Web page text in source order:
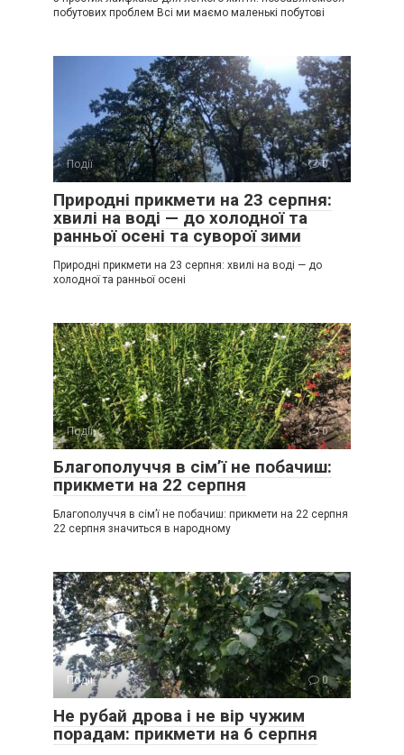
побутових проблем Всі ми маємо маленькі побутові
Події 0
Природні прикмети на 23 серпня:
хвилі на воді — до холодної та
ранньої осені та суворої зими
Природні прикмети на 23 серпня: хвилі на воді — до
холодної та ранньої осені
Події 0
Благополуччя в сім’ї не побачиш:
прикмети на 22 серпня
Благополуччя в сім’ї не побачиш: прикмети на 22 серпня
22 серпня значиться в народному
Події 0
Не рубай дрова і не вір чужим
порадам: прикмети на 6 серпня